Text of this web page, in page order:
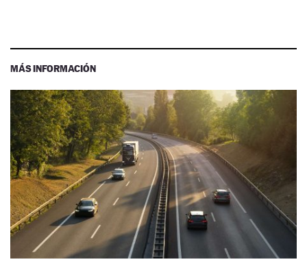
MÁS INFORMACIÓN